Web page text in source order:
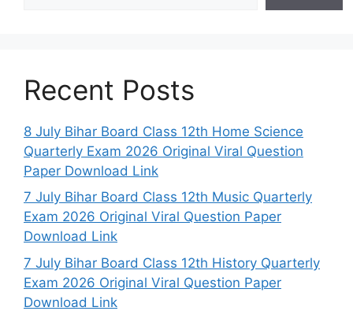
Recent Posts
8 July Bihar Board Class 12th Home Science
Quarterly Exam 2026 Original Viral Question
Paper Download Link
7 July Bihar Board Class 12th Music Quarterly
Exam 2026 Original Viral Question Paper
Download Link
7 July Bihar Board Class 12th History Quarterly
Exam 2026 Original Viral Question Paper
Download Link